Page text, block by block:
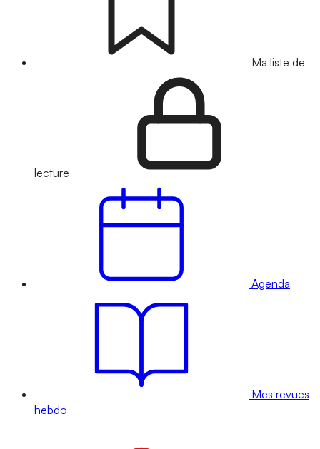
Ma liste de
lecture
Agenda
Mes revues
hebdo